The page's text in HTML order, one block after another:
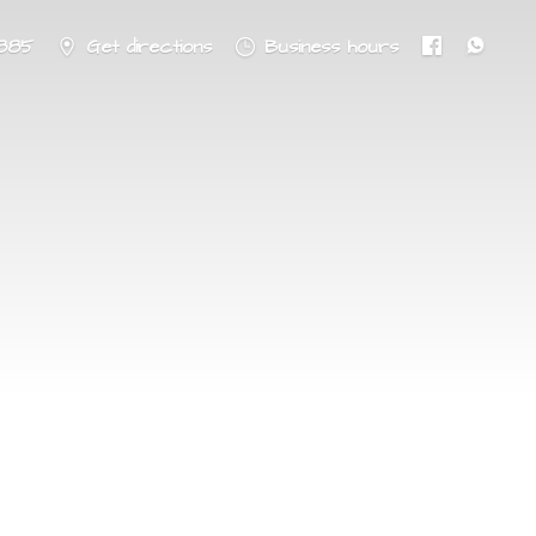
Get directions Business hours